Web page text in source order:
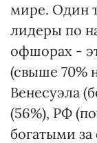
мире. Один
лидеры по
офшорах -
(свыше 70%
Венесуэла
(56%), РФ
богатыми за